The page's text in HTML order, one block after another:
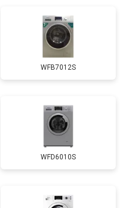
от 2300 ₽ Заказать
от 3600 ₽ Заказать
от 3350 ₽ Заказать
от 3450 ₽
от 2100 ₽ Заказать
от 2100 ₽ Заказать
WFB7012S
WFD6010S